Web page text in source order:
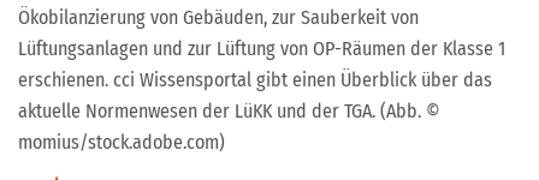
Ökobilanzierung von Gebäuden, zur Sauberkeit von
Lüftungsanlagen und zur Lüftung von OP-Räumen der Klasse 1
erschienen. cci Wissensportal gibt einen Überblick über das
aktuelle Normenwesen der LüKK und der TGA. (Abb. ©
momius/stock.adobe.com)